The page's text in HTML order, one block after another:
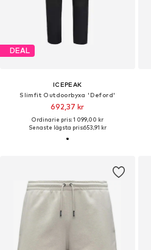
DEAL
ICEPEAK
Slimfit Outdoorbyxa 'Deford'
692,37 kr
Ordinarie pris: 1 099,00 kr
Senaste lägsta pris:653,91 kr